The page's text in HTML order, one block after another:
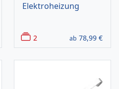
Elektroheizung
2 ab 78,99 €